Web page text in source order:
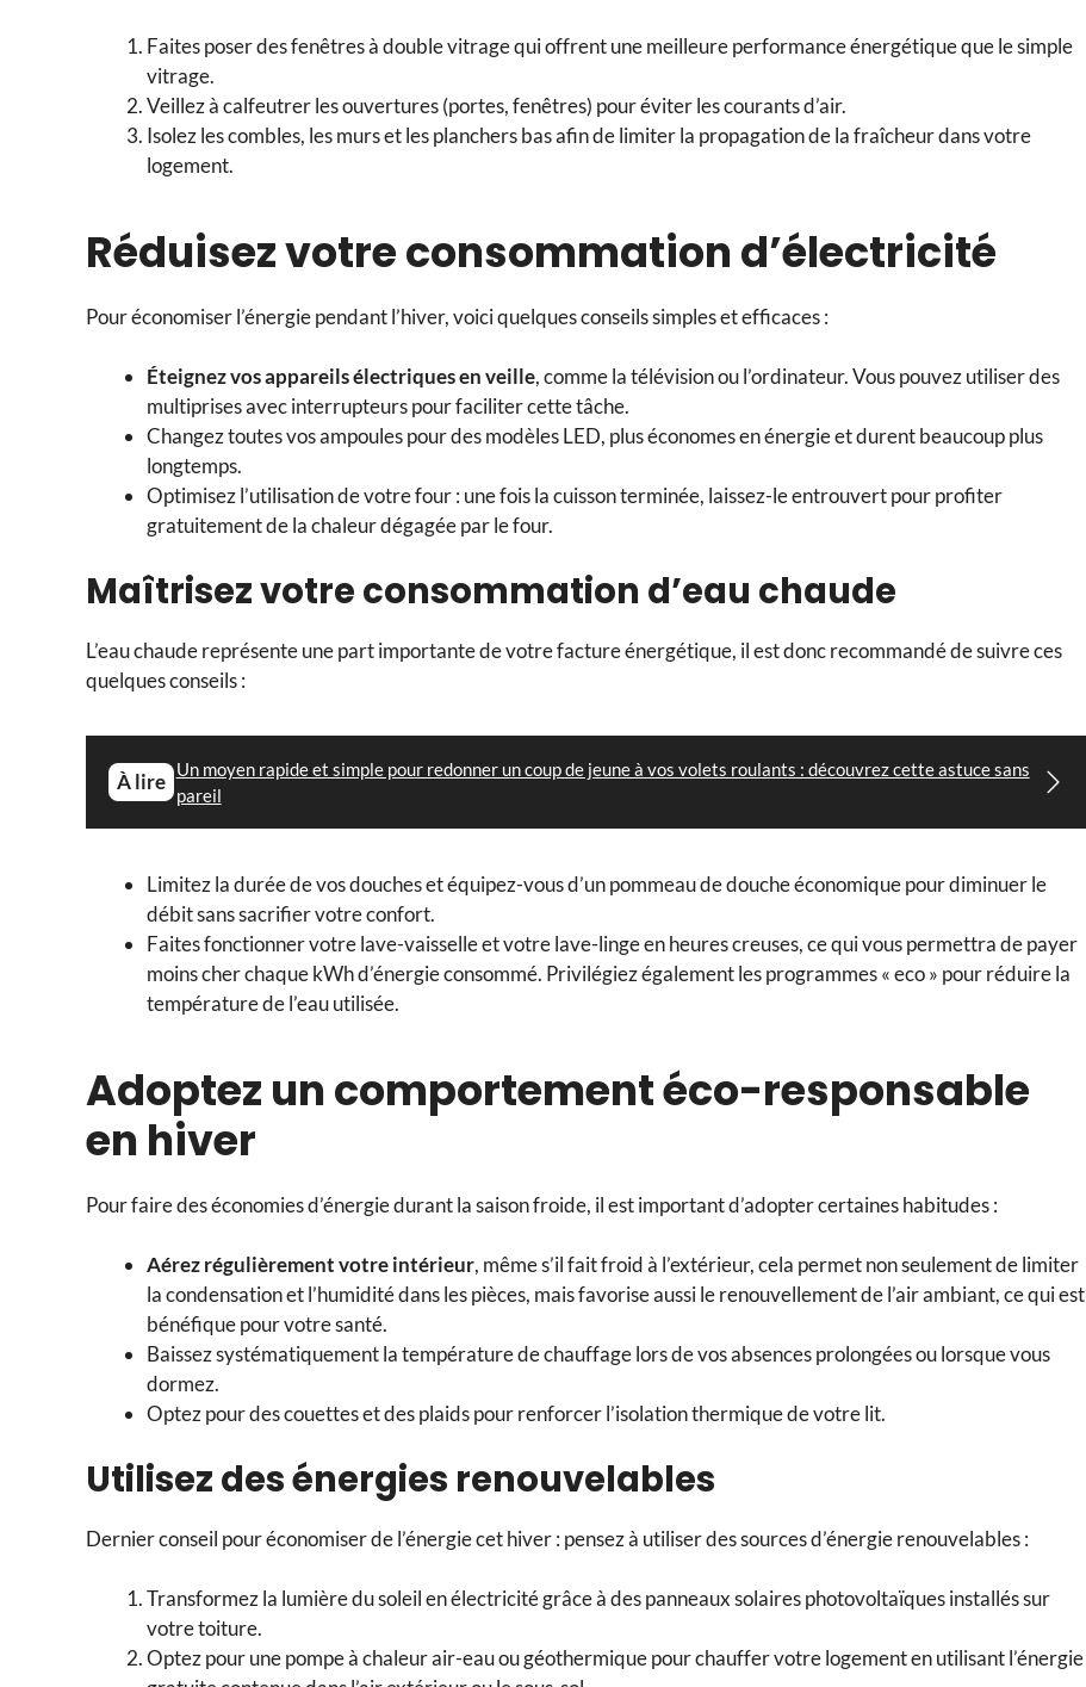
Faites poser des fenêtres à double vitrage qui offrent une meilleure performance énergétique que le simple
vitrage.
Veillez à calfeutrer les ouvertures (portes, fenêtres) pour éviter les courants d’air.
Isolez les combles, les murs et les planchers bas afin de limiter la propagation de la fraîcheur dans votre
logement.
Réduisez votre consommation d’électricité
Pour économiser l’énergie pendant l’hiver, voici quelques conseils simples et efficaces :
Éteignez vos appareils électriques en veille, comme la télévision ou l’ordinateur. Vous pouvez utiliser des
multiprises avec interrupteurs pour faciliter cette tâche.
Changez toutes vos ampoules pour des modèles LED, plus économes en énergie et durent beaucoup plus
longtemps.
Optimisez l’utilisation de votre four : une fois la cuisson terminée, laissez-le entrouvert pour profiter
gratuitement de la chaleur dégagée par le four.
Maîtrisez votre consommation d’eau chaude
L’eau chaude représente une part importante de votre facture énergétique, il est donc recommandé de suivre ces
quelques conseils :
À lire
Un moyen rapide et simple pour redonner un coup de jeune à vos volets roulants : découvrez cette astuce sans
pareil
Limitez la durée de vos douches et équipez-vous d’un pommeau de douche économique pour diminuer le
débit sans sacrifier votre confort.
Faites fonctionner votre lave-vaisselle et votre lave-linge en heures creuses, ce qui vous permettra de payer
moins cher chaque kWh d’énergie consommé. Privilégiez également les programmes « eco » pour réduire la
température de l’eau utilisée.
Adoptez un comportement éco-responsable
en hiver
Pour faire des économies d’énergie durant la saison froide, il est important d’adopter certaines habitudes :
Aérez régulièrement votre intérieur, même s’il fait froid à l’extérieur, cela permet non seulement de limiter
la condensation et l’humidité dans les pièces, mais favorise aussi le renouvellement de l’air ambiant, ce qui est
bénéfique pour votre santé.
Baissez systématiquement la température de chauffage lors de vos absences prolongées ou lorsque vous
dormez.
Optez pour des couettes et des plaids pour renforcer l’isolation thermique de votre lit.
Utilisez des énergies renouvelables
Dernier conseil pour économiser de l’énergie cet hiver : pensez à utiliser des sources d’énergie renouvelables :
Transformez la lumière du soleil en électricité grâce à des panneaux solaires photovoltaïques installés sur
votre toiture.
Optez pour une pompe à chaleur air-eau ou géothermique pour chauffer votre logement en utilisant l’énergie